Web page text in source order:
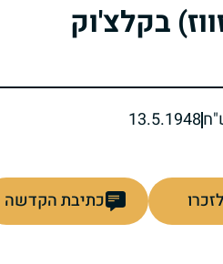
בקלצ'וק
13.5.1948
כתיבת הקדשה